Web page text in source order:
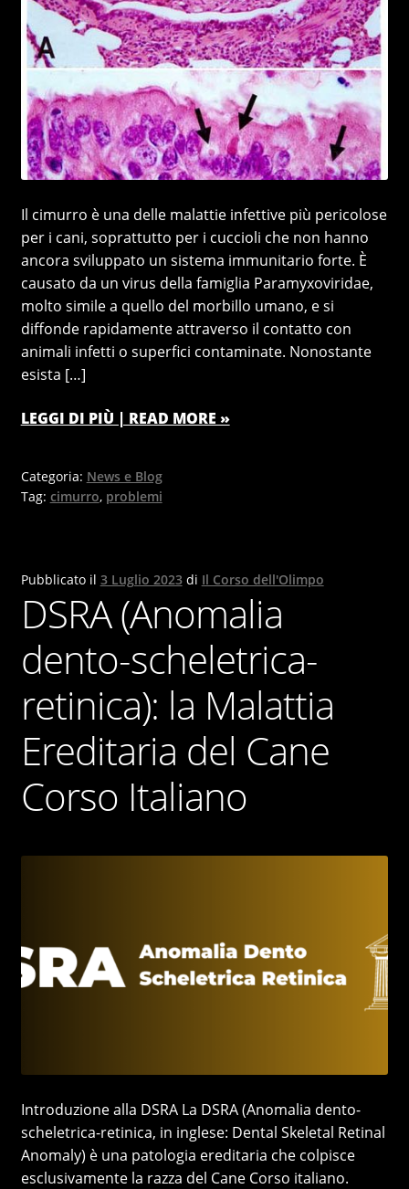
English
Il cimurro è una delle malattie infettive più pericolose
per i cani, soprattutto per i cuccioli che non hanno
ancora sviluppato un sistema immunitario forte. È
causato da un virus della famiglia Paramyxoviridae,
molto simile a quello del morbillo umano, e si
diffonde rapidamente attraverso il contatto con
animali infetti o superfici contaminate. Nonostante
esista […]
LEGGI DI PIÙ | READ MORE »
Categoria: News e Blog
Tag: cimurro, problemi
Pubblicato il 3 Luglio 2023 di Il Corso dell'Olimpo
DSRA (Anomalia
dento-scheletrica-
retinica): la Malattia
Ereditaria del Cane
Corso Italiano
Introduzione alla DSRA La DSRA (Anomalia dento-
scheletrica-retinica, in inglese: Dental Skeletal Retinal
Anomaly) è una patologia ereditaria che colpisce
esclusivamente la razza del Cane Corso italiano.